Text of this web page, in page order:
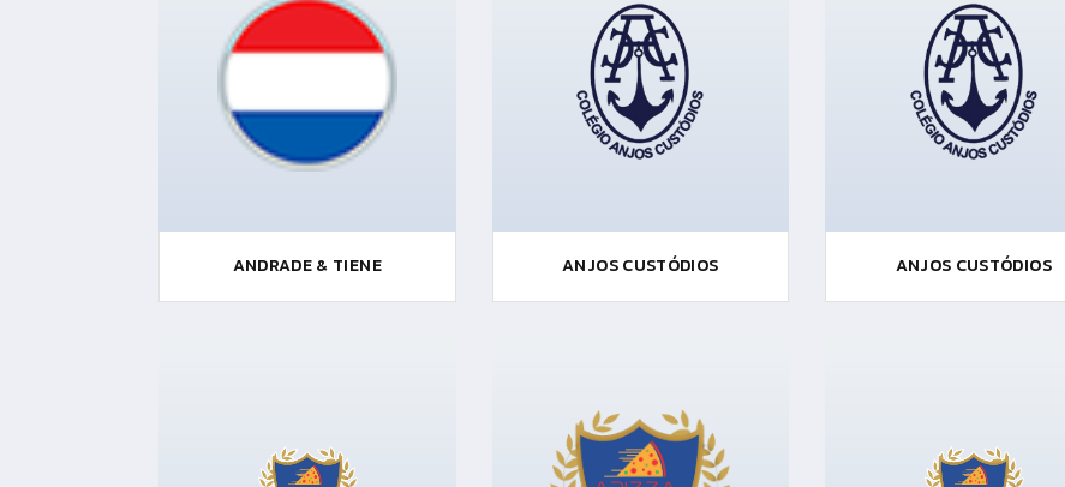
ANDRADE & TIENE ANJOS CUSTÓDIOS ANJOS CUSTÓDIOS